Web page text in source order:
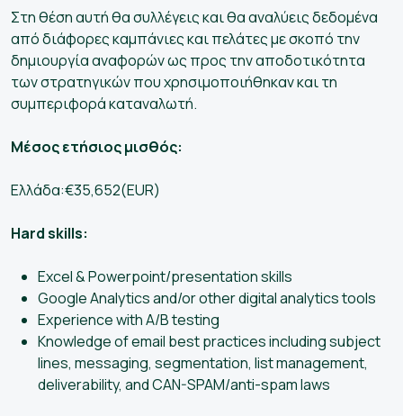
Στη θέση αυτή θα συλλέγεις και θα αναλύεις δεδομένα
από διάφορες καμπάνιες και πελάτες με σκοπό την
δημιουργία αναφορών ως προς την αποδοτικότητα
των στρατηγικών που χρησιμοποιήθηκαν και τη
συμπεριφορά καταναλωτή.
Μέσος ετήσιος μισθός:
Ελλάδα:€35,652(EUR)
Hard skills:
Excel & Powerpoint/presentation skills
Google Analytics and/or other digital analytics tools
Experience with A/B testing
Knowledge of email best practices including subject
lines, messaging, segmentation, list management,
deliverability, and CAN-SPAM/anti-spam laws